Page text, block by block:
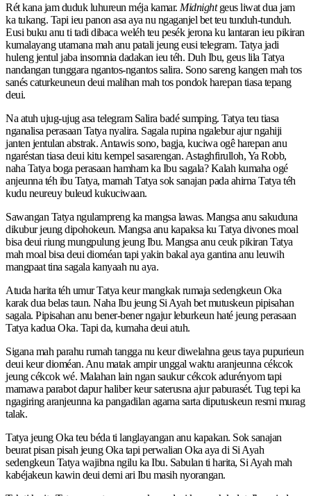
Rét kana jam duduk luhureun méja kamar. Midnightgeus liwat dua jam
ka tukang. Tapi ieu panon asa aya nu ngaganjel bet teu tunduh-tunduh.
Eusi buku anu ti tadi dibaca weléh teu pesék jerona ku lantaran ieu pikiran
kumalayang utamana mah anu patali jeung eusi telegram. Tatya jadi
huleng jentul jaba insomnia dadakan ieu téh. Duh Ibu, geus lila Tatya
nandangan tunggara ngantos-ngantos salira. Sono sareng kangen mah tos
sanés caturkeuneun deui malihan mah tos pondok harepan tiasa tepang
deui.
Na atuh ujug-ujug asa telegram Salira badé sumping. Tatya teu tiasa
nganalisa perasaan Tatya nyalira. Sagala rupina ngalebur ajur ngahiji
janten jentulan abstrak. Antawis sono, bagja, kuciwa ogê harepan anu
ngaréstan tiasa deui kitu kempel sasarengan. Astaghfirulloh, Ya Robb,
naha Tatya boga perasaan hamham ka Ibu sagala? Kalah kumaha ogé
anjeunna téh ibu Tatya, mamah Tatya sok sanajan pada ahirna Tatya téh
kudu neureuy buleud kukuciwaan.
Sawangan Tatya ngulampreng ka mangsa lawas. Mangsa anu sakuduna
dikubur jeung dipohokeun. Mangsa anu kapaksa ku Tatya divones moal
bisa deui riung mungpulung jeung Ibu. Mangsa anu ceuk pikiran Tatya
mah moal bisa deui dioméan tapi yakin bakal aya gantina anu leuwih
mangpaat tina sagala kanyaah nu aya.
Atuda harita téh umur Tatya keur mangkak rumaja sedengkeun Oka
karak dua belas taun. Naha Ibu jeung Si Ayah bet mutuskeun pipisahan
sagala. Pipisahan anu bener-bener ngajur leburkeun haté jeung perasaan
Tatya kadua Oka. Tapi da, kumaha deui atuh.
Sigana mah parahu rumah tangga nu keur diwelahna geus taya pupurieun
deui keur dioméan. Anu matak ampir unggal waktu aranjeunna cékcok
jeung cékcok wé. Malahan lain ngan saukur cékcok adurényom tapi
mamawa parabot dapur haliber keur saterusna ajur paburasét. Tug tepi ka
ngagiring aranjeunna ka pangadilan agama sarta diputuskeun resmi murag
talak.
Tatya jeung Oka teu béda ti langlayangan anu kapakan. Sok sanajan
beurat pisan pisah jeung Oka tapi perwalian Oka aya di Si Ayah
sedengkeun Tatya wajibna ngilu ka Ibu. Sabulan ti harita, Si Ayah mah
kabéjakeun kawin deui demi ari Ibu masih nyorangan.